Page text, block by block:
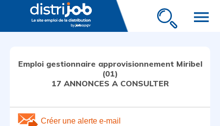
menu
Emploi gestionnaire approvisionnement Miribel
(01)
17 ANNONCES A CONSULTER
Créer une alerte e-mail